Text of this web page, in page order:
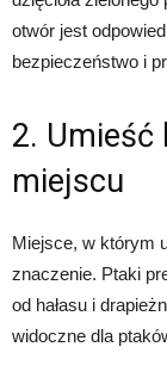
otwór jest
bezpieczeństwo i
2. Umieść
miejscu
Miejsce, w którym
znaczenie. Ptaki
od hałasu i
widoczne dla